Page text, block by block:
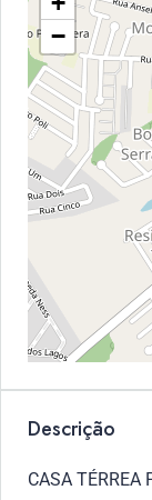
−
Descrição
CASA TÉRREA